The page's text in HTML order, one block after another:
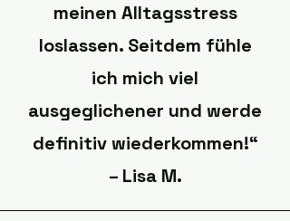
meinen Alltagsstress
loslassen. Seitdem fühle
ich mich viel
ausgeglichener und werde
definitiv wiederkommen!“
– Lisa M.